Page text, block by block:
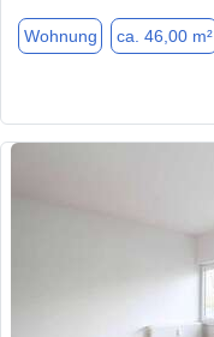
Wohnung ca. 46,00 m²